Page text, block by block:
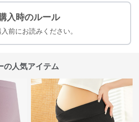
入時のルール
前にお読みください。
の人気アイテム